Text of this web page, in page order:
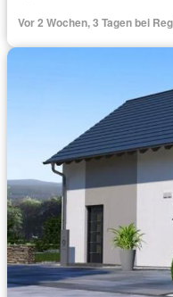
Vor 2 Wochen, 3 Tagen bei